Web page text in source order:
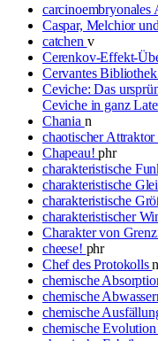
carcinoembryonales
Caspar, Melchior
catchen v
Cerenkov-Effekt-
Cervantes
Ceviche: Das
Ceviche in ganz
Chania n
chaotischer Attraktor
Chapeau!phr
charakteristische
charakteristische
charakteristische
charakteristischer
Charakter von
cheese! phr
Chef des Protokollsn
chemische
chemische
chemische
chemische